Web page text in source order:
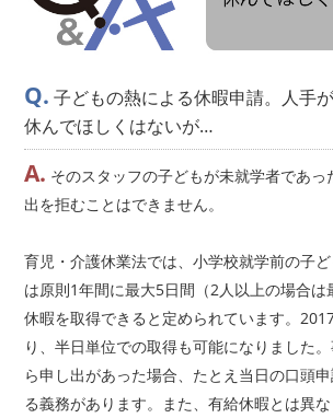
子どもの熱による休暇申請。人手が
休んでほしくはないが…
そのスタッフの子どもが未就学者であっ
出を拒むことはできません。
育児・介護休業法では、小学校就学前の子
は原則1年間に最大5日間（2人以上の場合
休暇を取得できると定められています。
り、半日単位での取得も可能になりました
ら申し出があった場合、たとえ当日の口頭
る義務があります。また、有給休暇とは異